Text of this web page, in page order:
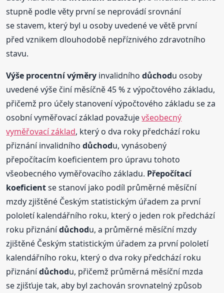
stupně podle věty první se neprovádí srovnání
se stavem, který byl u osoby uvedené ve větě první
před vznikem dlouhodobě nepříznivého zdravotního
stavu.
Výše procentní výměry invalidníhodůchodu osoby
uvedené výše činí měsíčně 45 % z výpočtového základu,
přičemž pro účely stanovení výpočtového základu se za
osobní vyměřovací základ považujevšeobecný
vyměřovací základ, který o dva roky předchází roku
přiznání invalidníhodůchodu, vynásobený
přepočítacím koeficientem pro úpravu tohoto
všeobecného vyměřovacího základu. Přepočítací
koeficientse stanoví jako podíl průměrné měsíční
mzdy zjištěné Českým statistickým úřadem za první
pololetí kalendářního roku, který o jeden rok předchází
roku přiznánídůchodu, a průměrné měsíční mzdy
zjištěné Českým statistickým úřadem za první pololetí
kalendářního roku, který o dva roky předchází roku
přiznánídůchodu, přičemž průměrná měsíční mzda
se zjišťuje tak, aby byl zachován srovnatelný způsob